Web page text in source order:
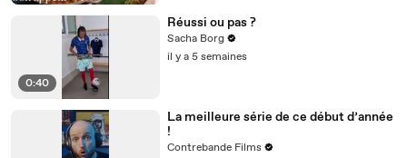
0:40
Réussi ou pas ?
Sacha Borg
il y a 5 semaines
La meilleure série de ce début d’année
!
Contrebande Films